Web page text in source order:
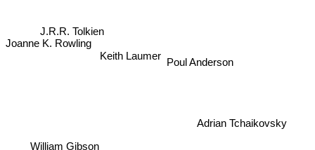
Poul Anderson
Keith Laumer
Adrian Tchaikovsky
J.R.R. Tolkien
Joanne K. Rowling